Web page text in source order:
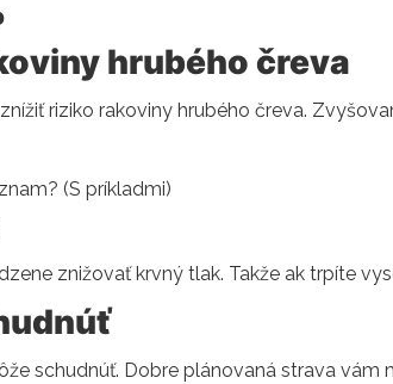
hrubého čreva
riziko rakoviny hrubého čreva.
(S príkladmi)
znižovať krvný tlak. Takže ak trpíte
schudnúť. Dobre plánovaná strava